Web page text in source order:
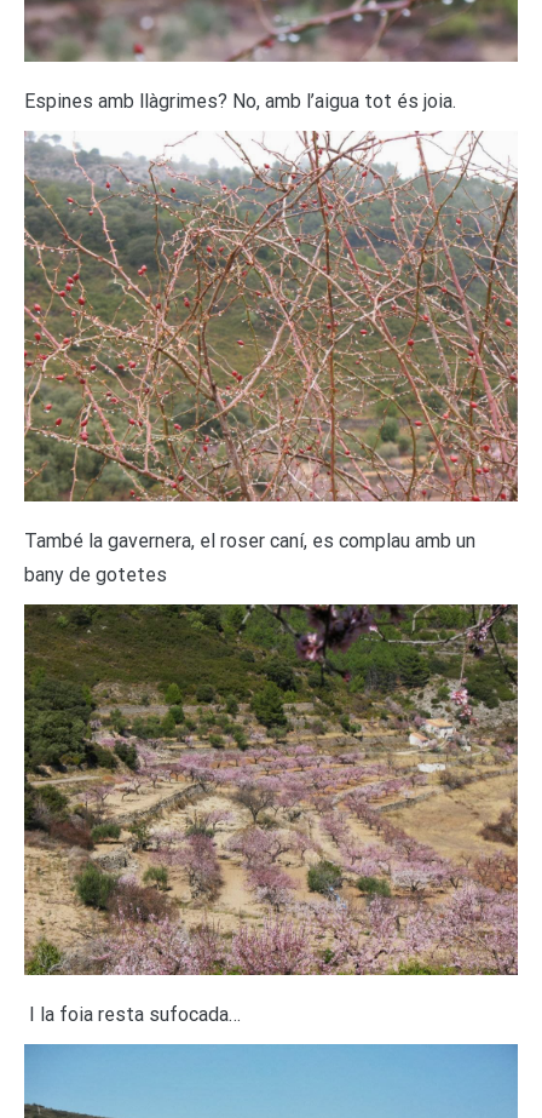
Espines amb llàgrimes? No, amb l’aigua tot és joia.
També la gavernera, el roser caní, es complau amb un
bany de gotetes
I la foia resta sufocada…